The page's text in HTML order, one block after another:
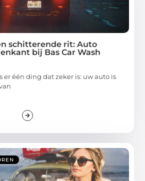
schitterende rit: Auto
bij Bas Car Wash
er één ding dat zeker is: uw auto is